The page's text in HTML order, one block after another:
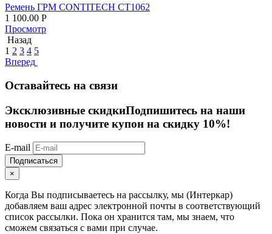
Ремень ГРМ CONTITECH CT1062
1 100.00 Р
Просмотр
Назад
1 2 3 4 5
Вперед
Оставайтесь на связи
Эксклюзивные скидкиПодпишитесь на наши
новости и получите купон на скидку 10%!
E-mail
Подписаться
×
Когда Вы подписываетесь на рассылку, мы (Интеркар)
добавляем ваш адрес электронной почты в соответствующий
список рассылки. Пока он хранится там, мы знаем, что
сможем связаться с вами при случае.